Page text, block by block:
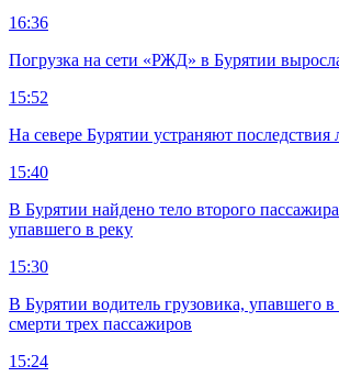
16:36
Погрузка на сети «РЖД» в Бурятии
15:52
На севере Бурятии устраняют последствия
15:40
В Бурятии найдено тело второго
упавшего в реку
15:30
В Бурятии водитель грузовика, упавшего в
смерти трех пассажиров
15:24